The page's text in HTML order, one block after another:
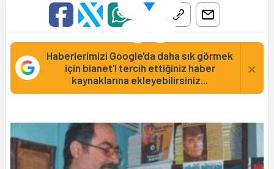
Haberlerimizi Google'da daha sık görmek
için bianet'i tercih ettiğiniz haber
kaynaklarına ekleyebilirsiniz...
×